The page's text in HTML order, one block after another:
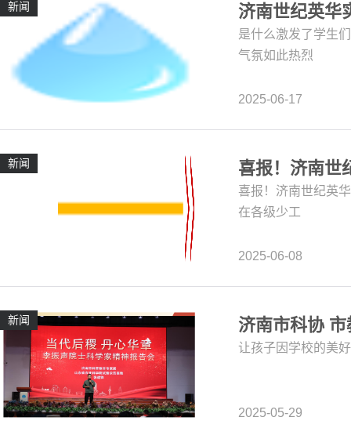
新闻 济南世纪英华
是什么激发了学生
气氛如此热烈
2025-06-17
新闻 喜报！济南世
喜报！济南世纪英
在各级少工
2025-06-08
新闻 济南市科协
让孩子因学校的美
2025-05-29